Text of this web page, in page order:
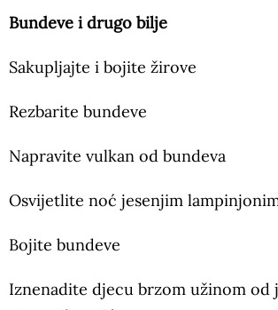
Bundeve i drugo bilje
Sakupljajte i bojite žirove
Rezbarite bundeve
Napravite vulkan od bundeva
Osvijetlite noć jesenjim
Bojite bundeve
Iznenadite djecu brzom užinom od